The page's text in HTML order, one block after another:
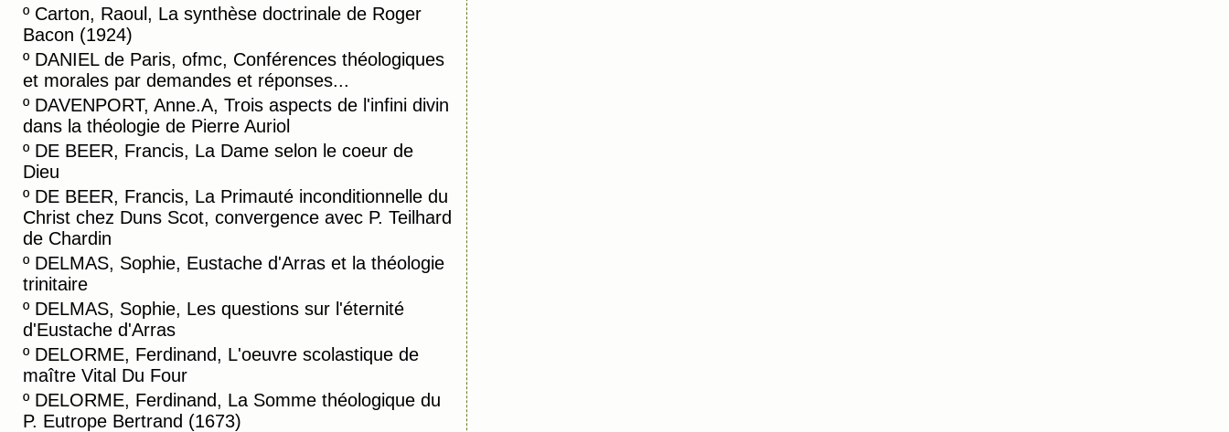
º Carton, Raoul, La synthèse doctrinale de Roger
Bacon (1924)
º DANIEL de Paris, ofmc, Conférences théologiques
et morales par demandes et réponses...
º DAVENPORT, Anne.A, Trois aspects de l'infini divin
dans la théologie de Pierre Auriol
º DE BEER, Francis, La Dame selon le coeur de
Dieu
º DE BEER, Francis, La Primauté inconditionnelle du
Christ chez Duns Scot, convergence avec P. Teilhard
de Chardin
º DELMAS, Sophie, Eustache d'Arras et la théologie
trinitaire
º DELMAS, Sophie, Les questions sur l'éternité
d'Eustache d'Arras
º DELORME, Ferdinand, L'oeuvre scolastique de
maître Vital Du Four
º DELORME, Ferdinand, La Somme théologique du
P. Eutrope Bertrand (1673)